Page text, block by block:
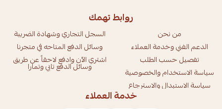
روابط تهمك
من نحن
الدعم الفني وخدمة العملاء
تفصيل حسب الطلب
سياسة الاستخدام والخصوصية
سياسة الاستبدال والاسترجاع
السجل التجاري وشهادة الضريبة
وسائل الدفع المتاحه في متجرنا
اشتري الآن وادفع لاحقاً عن طريق
وسائل الدفع تابي وتمارا
خدمة العملاء